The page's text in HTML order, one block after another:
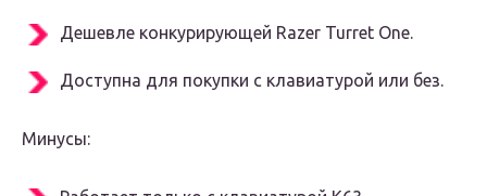
Дешевле конкурирующей Razer Turret One.
Доступна для покупки с клавиатурой или без.
Минусы: